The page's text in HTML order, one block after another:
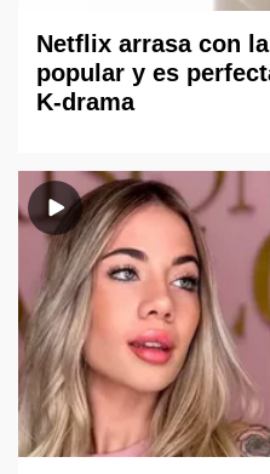
Netflix arrasa con
popular y es
K-drama